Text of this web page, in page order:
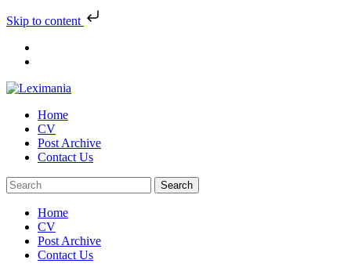
Skip to content
Skip
Home
CV
Post Archive
Contact Us
Home
CV
Post Archive
Contact Us